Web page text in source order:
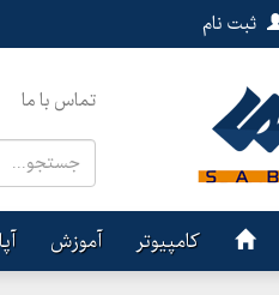
ثبت نام
تماس با ما
کامپیوتر آموزش